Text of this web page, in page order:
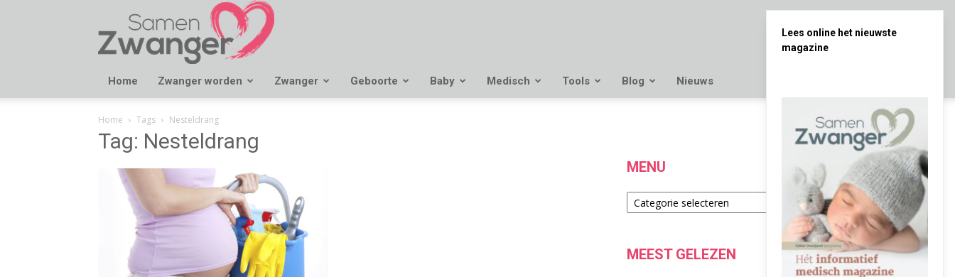
Samen
Zwanger
Home Zwanger worden Zwanger Geboorte Baby Medisch Tools Blog Nieuws
Home Tags Nesteldrang
Tag: Nesteldrang
MENU
Menu
MEEST GELEZEN
Lees online het nieuwste
magazine